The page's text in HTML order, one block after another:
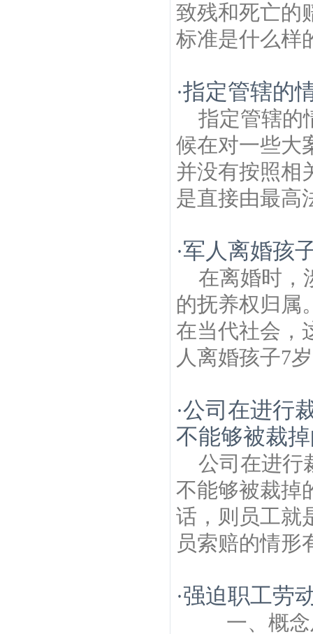
致残和死亡的
标准是什么样
·指定管辖的
指定管辖的
候在对一些大
并没有按照相
是直接由最高
·军人离婚孩
在离婚时，
的抚养权归属
在当代社会，
人离婚孩子7
·公司在进行
不能够被裁
公司在进行
不能够被裁掉
话，则员工就
员索赔的情形
·强迫职工劳
一、概念